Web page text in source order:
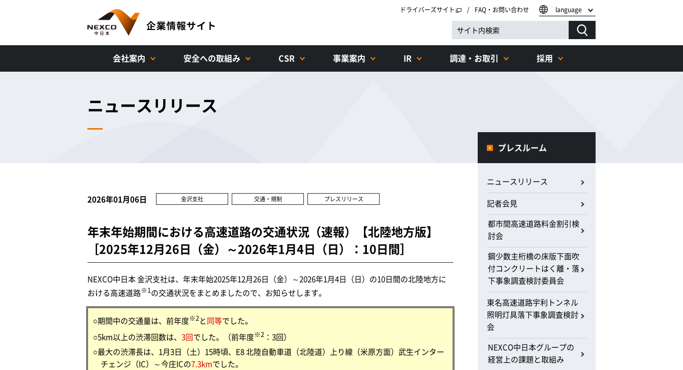
ドライバーズサイト FAQ・お問い合わせ language
会社案内 安全への取組み CSR 事業案内 IR 調達・お取引 採用
ニュースリリース
2026年01月06日 金沢支社 交通・規制 プレスリリース
年末年始期間における高速道路の交通状況（速報）【北陸地方版】
［2025年12月26日（金）～2026年1月4日（日）：10日間］
NEXCO中日本 金沢支社は、年末年始2025年12月26日（金）～2026年1月4日（日）の10日間の北陸地方に
おける高速道路※1の交通状況をまとめましたので、お知らせします。
○期間中の交通量は、前年度※2と同等でした。
○5km以上の渋滞回数は、 3回でした。（前年度※2 ：3回）
○最大の渋滞長は、1月3日（土）15時頃、E8 北陸自動車道（北陸道）上り線（米原方面）武生インター
チェンジ（IC）～今庄ICの7.3kmでした。
プレスルーム
ニュースリリース
記者会見
都市間高速道路料金割引検
討会
鋼少数主桁橋の床版下面吹
付コンクリートはく離・落
下事象調査検討委員会
東名高速道路宇利トンネル
照明灯具落下事象調査検討
会
NEXCO中日本グループの
経営上の課題と取組み